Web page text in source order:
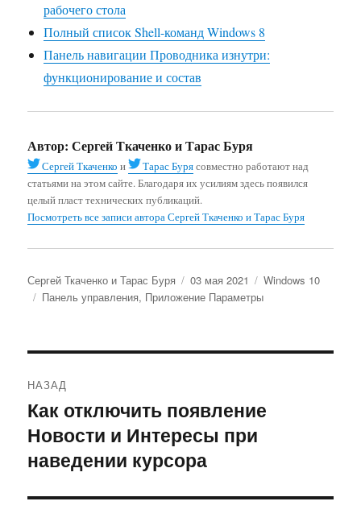
рабочего стола
Полный список Shell-команд Windows 8
Панель навигации Проводника изнутри:
функционирование и состав
Автор: Сергей Ткаченко и Тарас Буря
Сергей Ткаченко и Тарас Бурясовместно работают над
статьями на этом сайте. Благодаря их усилиям здесь появился
целый пласт технических публикаций.
Посмотреть все записи автора Сергей Ткаченко и Тарас Буря
Автор
Сергей Ткаченко и Тарас Буря Опубликовано
03 мая 2021 Рубрики
Windows 10
Метки
Панель управления, Приложение Параметры
по
записям
НАЗАД
Предыдущая
запись:
Как отключить появление
Новости и Интересы при
наведении курсора